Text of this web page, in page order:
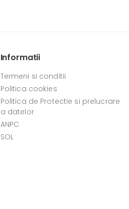
Informatii
Termeni si conditii
Politica cookies
Politica de Protectie si prelucrare
a datelor
ANPC
SOL